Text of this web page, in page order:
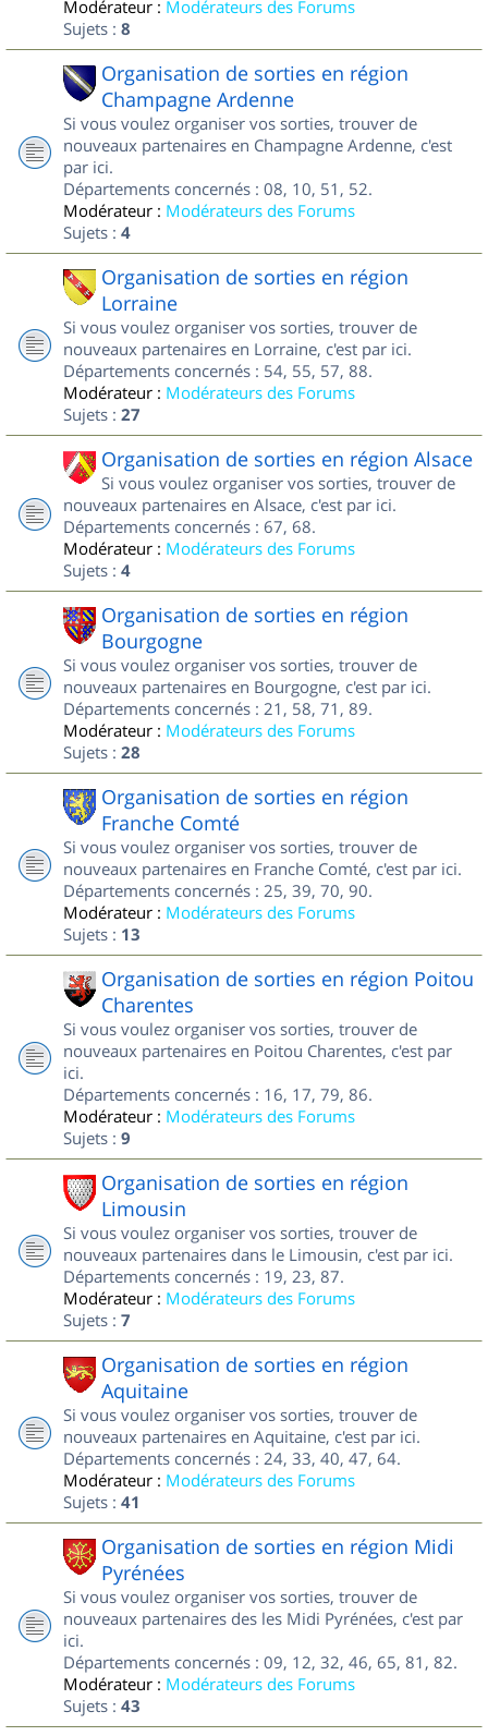
Modérateur : Modérateurs des Forums
Sujets : 8
Organisation de sorties en région
Champagne Ardenne
Si vous voulez organiser vos sorties, trouver de
nouveaux partenaires en Champagne Ardenne, c'est
par ici.
Départements concernés : 08, 10, 51, 52.
Modérateur : Modérateurs des Forums
Sujets : 4
Organisation de sorties en région
Lorraine
Si vous voulez organiser vos sorties, trouver de
nouveaux partenaires en Lorraine, c'est par ici.
Départements concernés : 54, 55, 57, 88.
Modérateur : Modérateurs des Forums
Sujets : 27
Organisation de sorties en région Alsace
Si vous voulez organiser vos sorties, trouver de
nouveaux partenaires en Alsace, c'est par ici.
Départements concernés : 67, 68.
Modérateur : Modérateurs des Forums
Sujets : 4
Organisation de sorties en région
Bourgogne
Si vous voulez organiser vos sorties, trouver de
nouveaux partenaires en Bourgogne, c'est par ici.
Départements concernés : 21, 58, 71, 89.
Modérateur : Modérateurs des Forums
Sujets : 28
Organisation de sorties en région
Franche Comté
Si vous voulez organiser vos sorties, trouver de
nouveaux partenaires en Franche Comté, c'est par ici.
Départements concernés : 25, 39, 70, 90.
Modérateur : Modérateurs des Forums
Sujets : 13
Organisation de sorties en région Poitou
Charentes
Si vous voulez organiser vos sorties, trouver de
nouveaux partenaires en Poitou Charentes, c'est par
ici.
Départements concernés : 16, 17, 79, 86.
Modérateur : Modérateurs des Forums
Sujets : 9
Organisation de sorties en région
Limousin
Si vous voulez organiser vos sorties, trouver de
nouveaux partenaires dans le Limousin, c'est par ici.
Départements concernés : 19, 23, 87.
Modérateur : Modérateurs des Forums
Sujets : 7
Organisation de sorties en région
Aquitaine
Si vous voulez organiser vos sorties, trouver de
nouveaux partenaires en Aquitaine, c'est par ici.
Départements concernés : 24, 33, 40, 47, 64.
Modérateur : Modérateurs des Forums
Sujets : 41
Organisation de sorties en région Midi
Pyrénées
Si vous voulez organiser vos sorties, trouver de
nouveaux partenaires des les Midi Pyrénées, c'est par
ici.
Départements concernés : 09, 12, 32, 46, 65, 81, 82.
Modérateur : Modérateurs des Forums
Sujets : 43